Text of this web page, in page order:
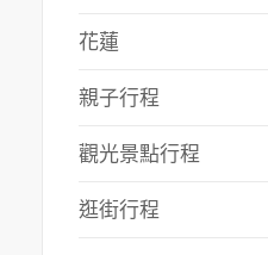
花蓮
親子行程
觀光景點行程
逛街行程